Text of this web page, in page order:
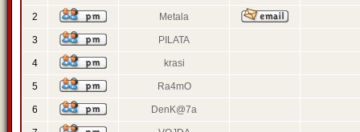
2 Metala
3 PILATA
4 krasi
5 Ra4mO
6 DenK@7a